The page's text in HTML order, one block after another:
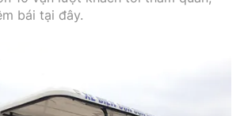
bái tại đây.